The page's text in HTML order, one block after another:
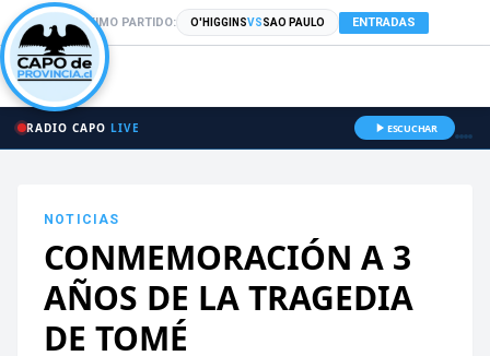
PRÓXIMO PARTIDO: O'HIGGINSVSSAO PAULO ENTRADAS
RADIO CAPO LIVE ESCUCHAR
NOTICIAS
CONMEMORACIÓN A 3
AÑOS DE LA TRAGEDIA
DE TOMÉ